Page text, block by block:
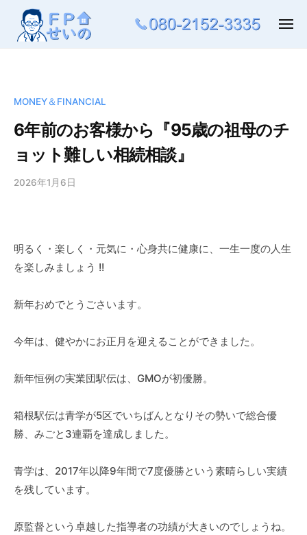
メ
MONEY＆FINANCIAL
6年前のお客様から『95歳の祖母のチ
ョット難しい相続相談』
2026年1月6日
野
明るく・楽しく・元気に・心身共に健康に、一生一度の人生
を楽しみましょう !!
新年おめでとうごさいます。
今年は、健やかにお正月を迎えることができました。
新年恒例の実業団駅伝は、GMOが初優勝。
箱根駅伝は青学が5区でいちばんとなりその勢いで総合優
勝、みごと3連覇を達成しました。
青学は、2017年以降9年間で7度優勝という素晴らしい実績
を残しています。
原監督という卓越した指導者の功績が大きいのでしょうね。